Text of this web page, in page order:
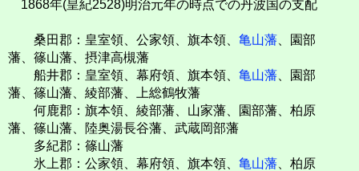
1868年(皇紀2528)明治元年の時点での丹波国の支配
桑田郡：皇室領、公家領、旗本領、 亀山藩 、園部
藩、篠山藩、摂津高槻藩
船井郡：皇室領、幕府領、旗本領、 亀山藩 、園部
藩、篠山藩、綾部藩、上総鶴牧藩
何鹿郡：旗本領、綾部藩、山家藩、園部藩、柏原
藩、篠山藩、陸奥湯長谷藩、武蔵岡部藩
多紀郡：篠山藩
氷上郡：公家領、幕府領、旗本領、 亀山藩 、柏原